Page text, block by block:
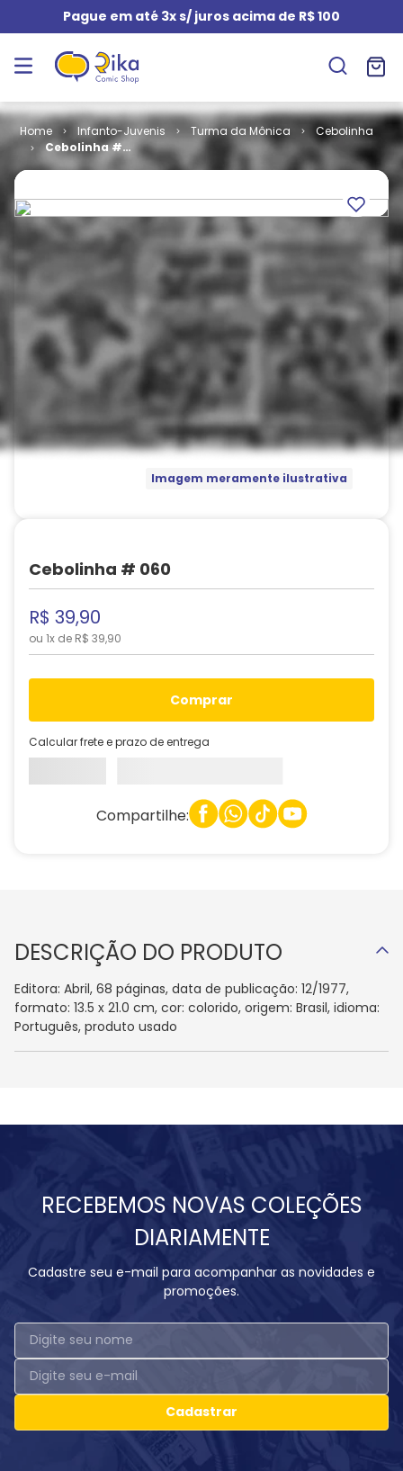
Pague em até 3x s/ juros acima de R$ 100
Infanto-Juvenis Turma da Mônica
Cebolinha
Cebolinha #
060
Imagem meramente ilustrativa
Cebolinha # 060
R$ 39,90
ou 1x de R$ 39,90
comprar
Calcular frete e prazo de entrega
Compartilhe:
DESCRIÇÃO DO PRODUTO
Editora: Abril, 68 páginas, data de publicação: 12/1977,
formato: 13.5 x 21.0 cm, cor: colorido, origem: Brasil, idioma:
Português, produto usado
RECEBEMOS NOVAS COLEÇÕES
DIARIAMENTE
Cadastre seu e-mail para acompanhar as novidades e
promoções.
Cadastrar